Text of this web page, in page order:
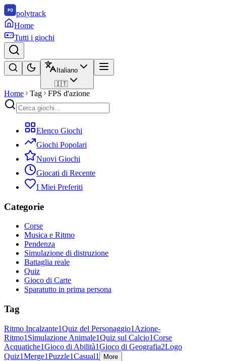
polytrack
Home
Tutti i giochi
Italiano
🇮🇹
Home Tag FPS d'azione
Elenco Giochi
Giochi Popolari
Nuovi Giochi
Giocati di Recente
I Miei Preferiti
Categorie
Corse
Musica e Ritmo
Pendenza
Simulazione di distruzione
Battaglia reale
Quiz
Gioco di Carte
Sparatutto in prima persona
Tag
Ritmo Incalzante1Quiz del Personaggio1 Azione-
Ritmo1 Simulazione Animale1Quiz sul Calcio1Corse
Acquatiche1Gioco di Abilità1Gioco di Geografia2Logo
Quiz1Merge1Puzzle1Casual1 More